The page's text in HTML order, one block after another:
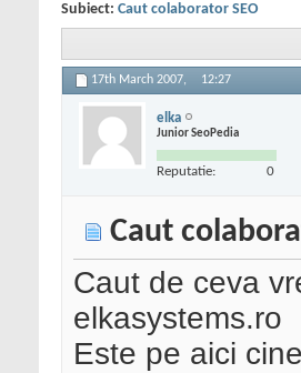
Subiect: Caut colaborator SEO
17th March 2007, 12:27
elka
Junior SeoPedia
Reputatie: 0
Caut
Caut de ceva
elkasystems.ro
Este pe aici